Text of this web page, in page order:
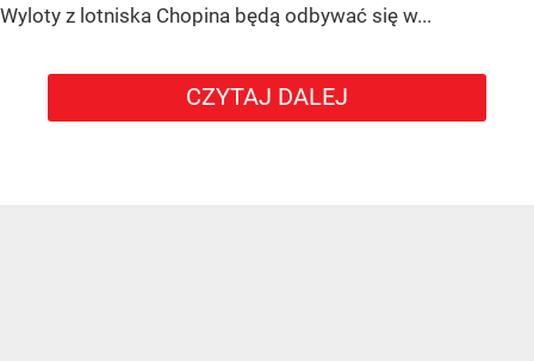
Wyloty z lotniska Chopina będą odbywać się w...
CZYTAJ DALEJ